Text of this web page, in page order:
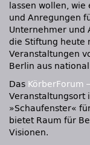
lassen wollen,
und Anregungen
Unternehmer und
die Stiftung heute
Veranstaltungen
Berlin aus
Das KörberForum
Veranstaltungsort
»Schaufenster«
bietet Raum für
Visionen.